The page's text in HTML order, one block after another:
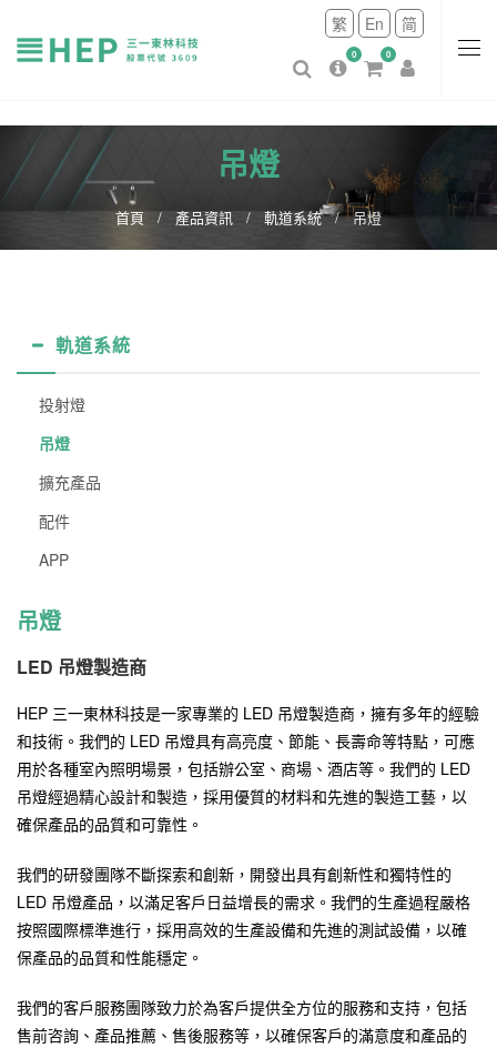
繁 En 简
0 0
吊燈
首頁 產品資訊 軌道系統 吊燈
軌道系統
投射燈
吊燈
擴充產品
配件
APP
吊燈
LED 吊燈製造商
HEP 三一東林科技是一家專業的 LED 吊燈製造商，擁有多年的經驗
和技術。我們的 LED 吊燈具有高亮度、節能、長壽命等特點，可應
用於各種室內照明場景，包括辦公室、商場、酒店等。我們的 LED
吊燈經過精心設計和製造，採用優質的材料和先進的製造工藝，以
確保產品的品質和可靠性。
我們的研發團隊不斷探索和創新，開發出具有創新性和獨特性的
LED 吊燈產品，以滿足客戶日益增長的需求。我們的生產過程嚴格
按照國際標準進行，採用高效的生產設備和先進的測試設備，以確
保產品的品質和性能穩定。
我們的客戶服務團隊致力於為客戶提供全方位的服務和支持，包括
售前咨詢、產品推薦、售後服務等，以確保客戶的滿意度和產品的